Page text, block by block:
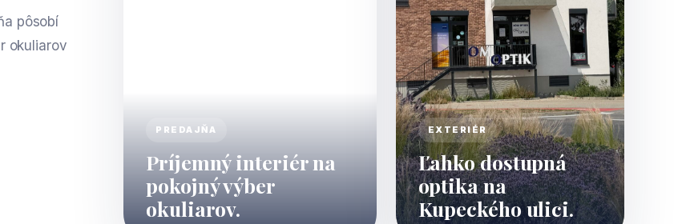
pôsobí
okuliarov
PREDAJŇA
Príjemný interiér na
pokojný výber
okuliarov.
EXTERIÉR
Ľahko dostupná
optika na
Kupeckého ulici.